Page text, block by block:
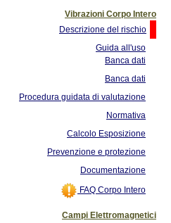
Vibrazioni Corpo Intero
Descrizione del rischio
Guida all'uso
Banca dati
Banca dati
Procedura guidata di valutazione
Normativa
Calcolo Esposizione
Prevenzione e protezione
Documentazione
FAQ Corpo Intero
Campi Elettromagnetici